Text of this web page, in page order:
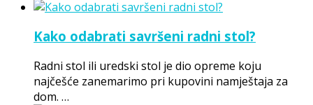
Kako odabrati savršeni radni stol?
Radni stol ili uredski stol je dio opreme koju
najčešće zanemarimo pri kupovini namještaja za
dom. …